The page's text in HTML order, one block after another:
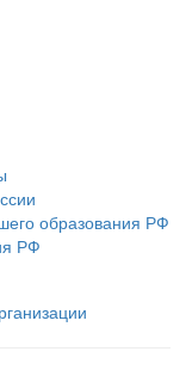
образования РФ
РФ